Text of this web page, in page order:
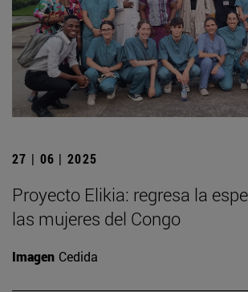
27 | 06 | 2025
Proyecto Elikia: regresa la
las mujeres del Congo
Imagen Cedida